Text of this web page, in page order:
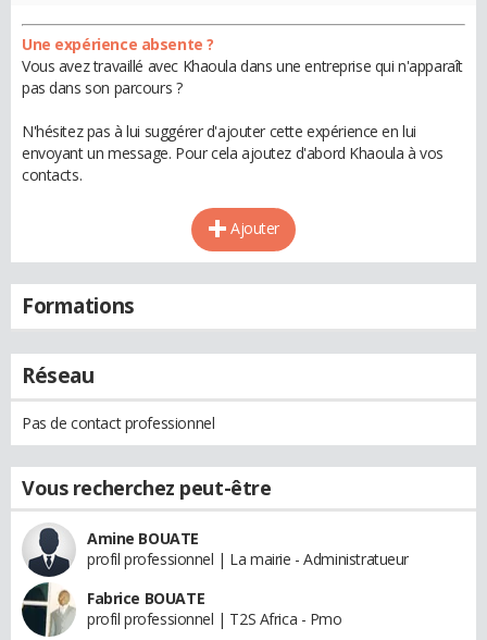
Une expérience absente ?
Vous avez travaillé avec Khaoula dans une entreprise qui n'apparaît
pas dans son parcours ?
N'hésitez pas à lui suggérer d'ajouter cette expérience en lui
envoyant un message. Pour cela ajoutez d'abord Khaoula à vos
contacts.
Ajouter
Formations
Réseau
Pas de contact professionnel
Vous recherchez peut-être
Amine BOUATE
profil professionnel | La mairie - Administratueur
Fabrice BOUATE
profil professionnel | T2S Africa - Pmo